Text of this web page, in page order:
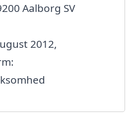
Aalborg SV
2012,